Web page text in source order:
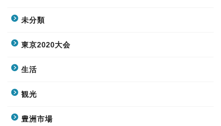
未分類
東京2020大会
生活
観光
豊洲市場